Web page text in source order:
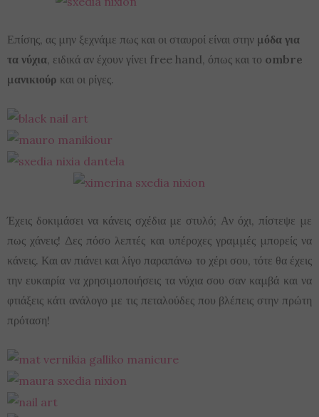
Επίσης, ας μην ξεχνάμε πως και οι σταυροί είναι στην μόδα για
τα νύχια , ειδικά αν έχουν γίνει free hand, όπως και το ombre
μανικιούρ και οι ρίγες.
Έχεις δοκιμάσει να κάνεις σχέδια με στυλό; Αν όχι, πίστεψε με
πως χάνεις! Δες πόσο λεπτές και υπέροχες γραμμές μπορείς να
κάνεις. Και αν πιάνει και λίγο παραπάνω το χέρι σου, τότε θα έχεις
την ευκαιρία να χρησιμοποιήσεις τα νύχια σου σαν καμβά και να
φτιάξεις κάτι ανάλογο με τις πεταλούδες που βλέπεις στην πρώτη
πρόταση!